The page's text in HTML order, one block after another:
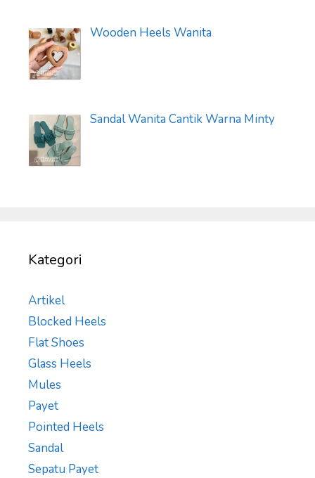
Wooden Heels Wanita
Sandal Wanita Cantik Warna Minty
Kategori
Artikel
Blocked Heels
Flat Shoes
Glass Heels
Mules
Payet
Pointed Heels
Sandal
Sepatu Payet